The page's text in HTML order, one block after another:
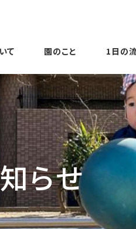
て 園のこと 1日の
らせ